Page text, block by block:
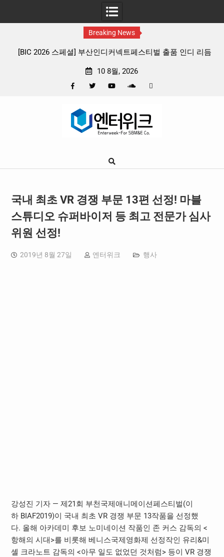
Breaking News
넥트페스티벌 출품 인디 리듬
판타지 케이팝 애니메이션 ‘고스트
10 8월, 2026
Google
국내 최초 VR 경쟁 부문 13편 선정! 마블
스튜디오 슈퍼바이저 등 최고 전문가 심사
위원 선정!
2019년 8월 27일 엔터위크 행사
강성진 기자 — 제21회 부천국제애니메이션페스티벌(이
하 BIAF2019)이 국내 최초 VR 경쟁 부문 13작품을 선정했
다. 올해 아카데미 후보 노미네이션 작품인 존 커스 감독의 <
항해의 시대>를 비롯해 베니스국제영화제 선정작인 유리&미
셸 크라노트 감독의 <아무 일도 없었던 것처럼> 등이 VR 경쟁